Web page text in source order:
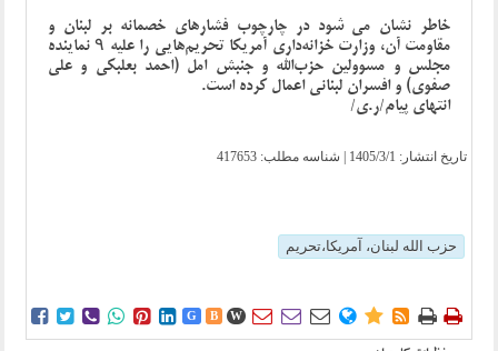
خاطر نشان می شود در چارچوب فشارهای خصمانه بر لبنان و
مقاومت آن، وزارت خزانه‌داری آمریکا تحریم‌هایی را علیه ۹ نماینده
مجلس و مسوولین حزب‌الله و جنبش امل (احمد بعلبکی و علی
صفوی) و افسران لبنانی اعمال کرده است.
انتهای پیام/ر.ی/
تاریخ انتشار: 1405/3/1 | شناسه مطلب: 417653
حزب الله لبنان، آمریکا،تحریم
      G B W        